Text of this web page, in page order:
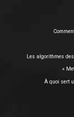
Les algorithmes
«
À quoi sert